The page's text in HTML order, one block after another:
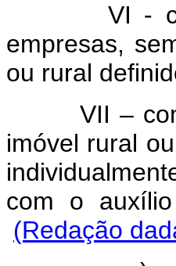
VI - como
empresas,
ou rural
VII –
imóvel rural
com o
(Redação